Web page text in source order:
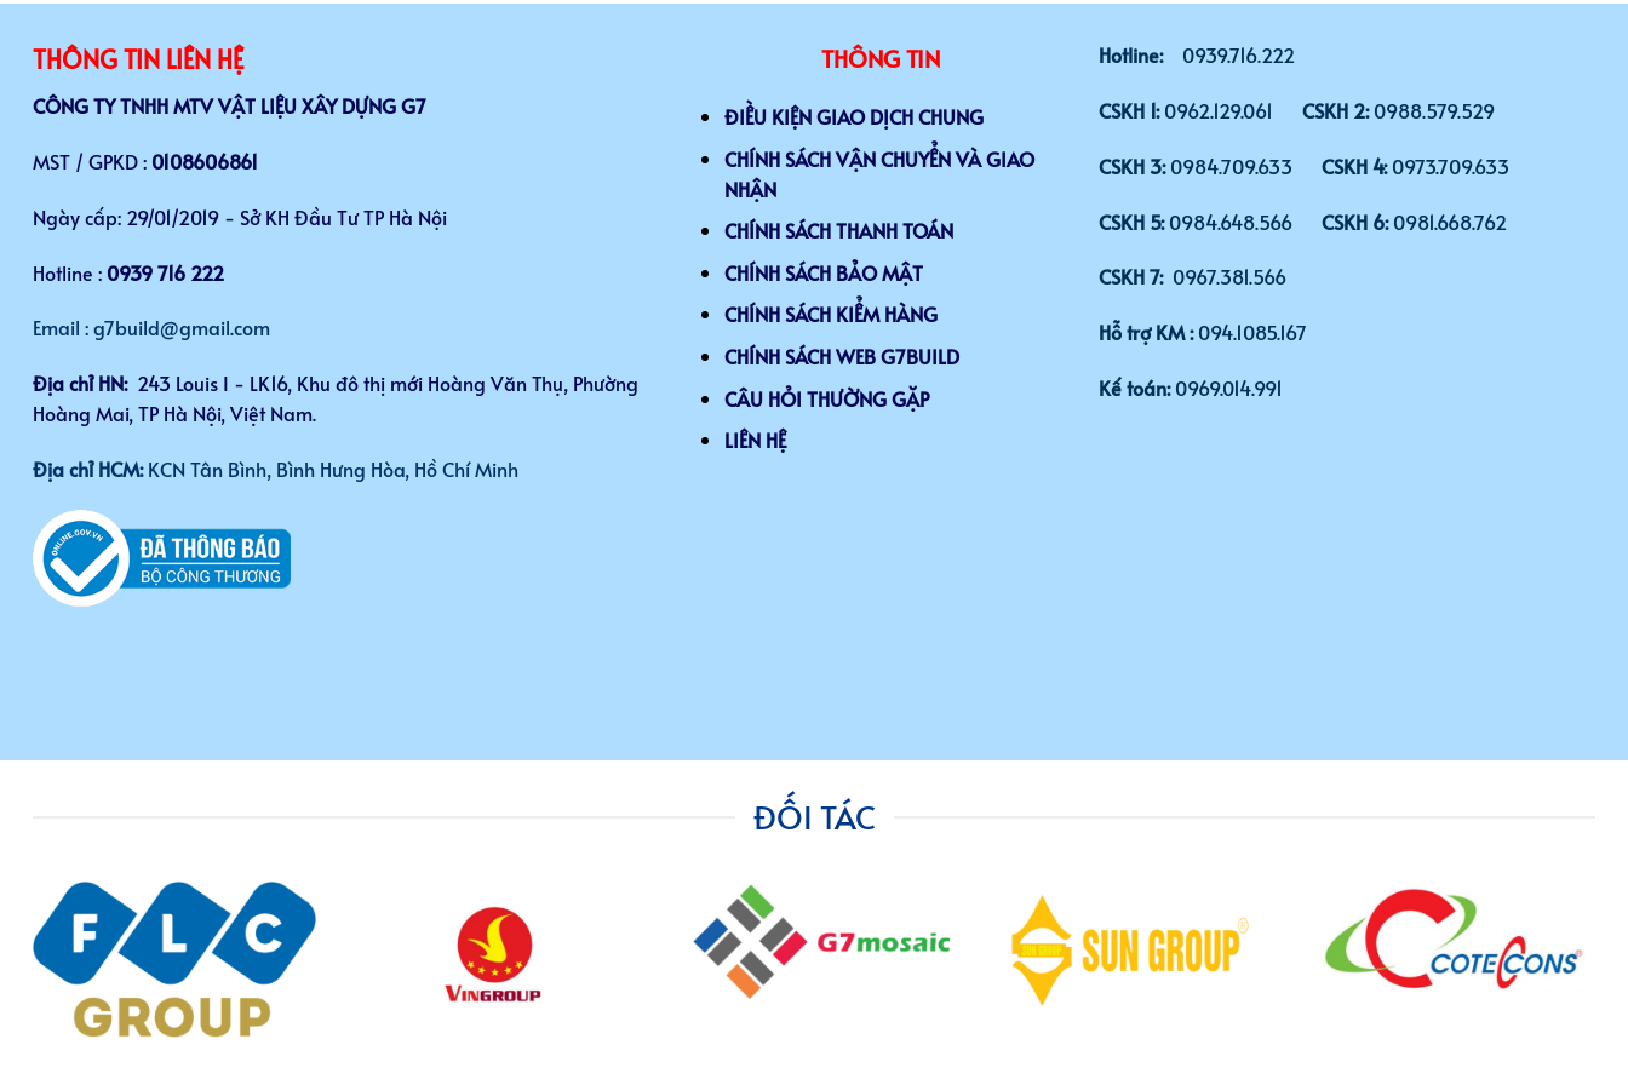
THÔNG TIN LIÊN HỆ
CÔNG TY TNHH MTV VẬT LIỆU XÂY DỰNG G7
MST / GPKD : 0108606861
Ngày cấp: 29/01/2019 - Sở KH Đầu Tư TP Hà Nội
Hotline : 0939 716 222
Email : g7build@gmail.com
Địa chỉ HN: 243 Louis I - LK16, Khu đô thị mới Hoàng Văn Thụ, Phường
Hoàng Mai, TP Hà Nội, Việt Nam.
Địa chỉ HCM:KCN Tân Bình, Bình Hưng Hòa, Hồ Chí Minh
THÔNG TIN
ĐIỀU KIỆN GIAO DỊCH CHUNG
CHÍNH SÁCH VẬN CHUYỂN VÀ GIAO
NHẬN
CHÍNH SÁCH THANH TOÁN
CHÍNH SÁCH BẢO MẬT
CHÍNH SÁCH KIỂM HÀNG
CHÍNH SÁCH WEB G7BUILD
CÂU HỎI THƯỜNG GẶP
LIÊN HỆ
Hotline: 0939.716.222
CSKH 1:0962.129.061 CSKH 2:0988.579.529
CSKH 3:0984.709.633 CSKH 4:0973.709.633
CSKH 5:0984.648.566 CSKH 6:0981.668.762
CSKH 7: 0967.381.566
Hỗ trợ KM :094.1085.167
Kế toán:0969.014.991
ĐỐI TÁC